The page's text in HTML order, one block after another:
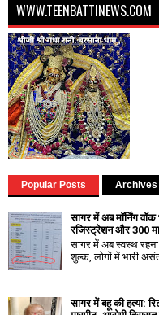
WWW.TEENBATTINEWS.COM
Popular Posts Archives
सागर में अब मॉर्निंग
रजिस्ट्रेशन और ₹300
सागर में अब स्वस्थ
शुल्क, लोगों में भारी
सागर में बहू की हत्या: